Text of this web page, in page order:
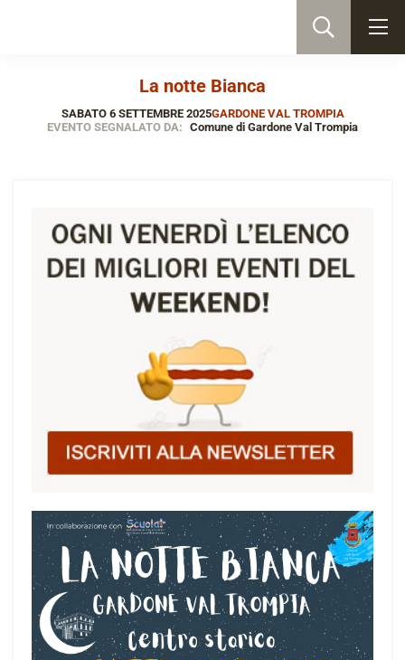
La notte Bianca
SABATO 6 SETTEMBRE 2025GARDONE VAL TROMPIA
EVENTO SEGNALATO DA: Comune di Gardone Val Trompia